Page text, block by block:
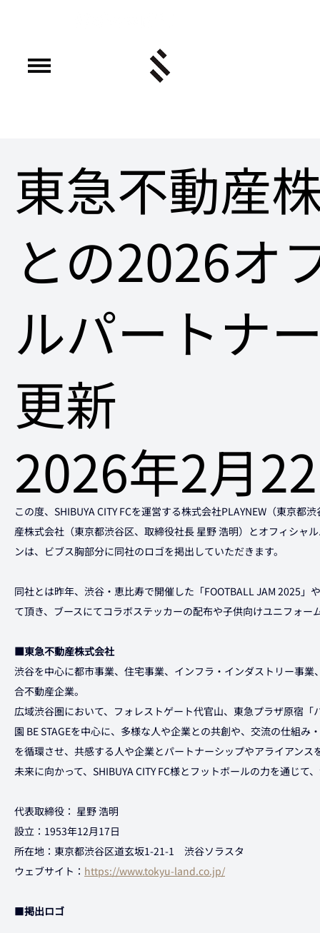
東急不動産
との2026オ
ルパートナ
更新
2026年2月
この度、SHIBUYA CITY FCを運営する株式会社PLAYNEW（東京都
産株式会社（東京都渋谷区、取締役社長 星野 浩明）とオフィシャ
ンは、ビブス胸部分に同社のロゴを掲出していただきます。
同社とは昨年、渋谷・恵比寿で開催した「FOOTBALL JAM 2025」
て頂き、ブースにてコラボステッカーの配布や子供向けユニフォー
■東急不動産株式会社
渋谷を中心に都市事業、住宅事業、インフラ・インダストリー事
合不動産企業。
広域渋谷圏において、フォレストゲート代官山、東急プラザ原宿
園 BE STAGEを中心に、多様な人や企業との共創や、交流の仕組
を循環させ、共感する人や企業とパートナーシップやアライアン
未来に向かって、SHIBUYA CITY FC様とフットボールの力を通じて
代表取締役： 星野 浩明
設立：1953年12月17日
所在地：東京都渋谷区道玄坂1-21-1　渋谷ソラスタ
ウェブサイト： https://www.tokyu-land.co.jp/
■掲出ロゴ